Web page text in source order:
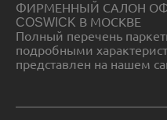
ФИРМЕННЫЙ САЛОН
COSWICK В МОСКВЕ
Полный перечень
подробными
представлен на нашем